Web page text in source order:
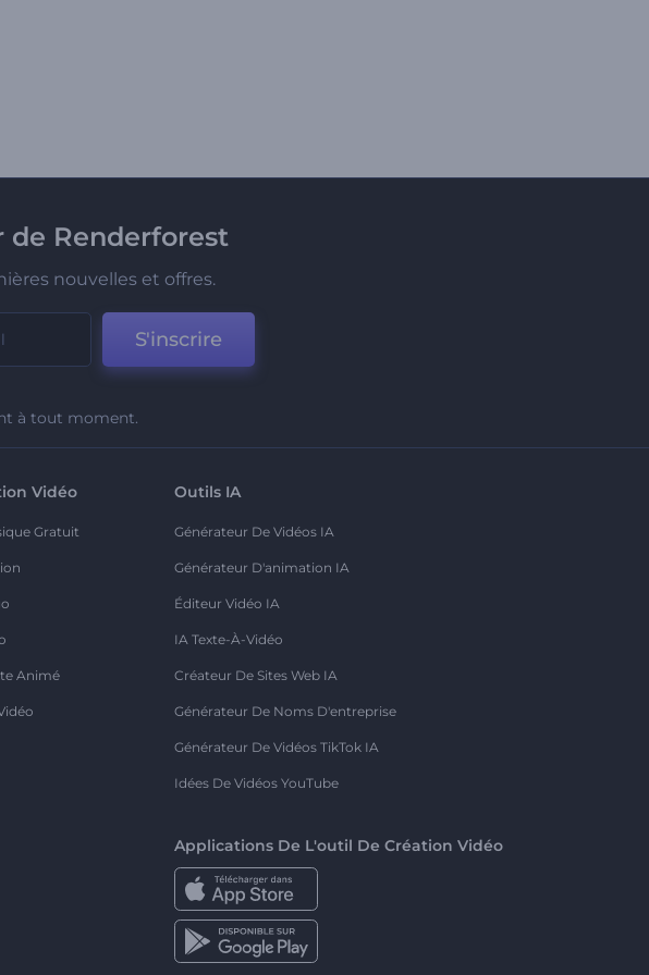
de Renderforest
nouvelles et offres.
S'inscrire
à tout moment.
Vidéo
Gratuit
Animé
Outils IA
Générateur De Vidéos IA
Générateur D'animation IA
Éditeur Vidéo IA
IA Texte-À-Vidéo
Créateur De Sites Web IA
Générateur De Noms D'entreprise
Générateur De Vidéos TikTok IA
Idées De Vidéos YouTube
Applications De L'outil De Création Vidéo